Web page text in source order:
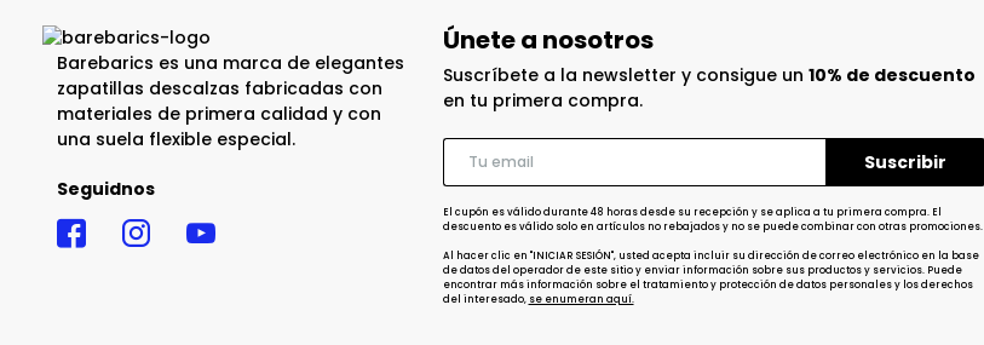
Barebarics es una marca de elegantes
zapatillas descalzas fabricadas con
materiales de primera calidad y con
una suela flexible especial.
Seguidnos
Únete a nosotros
Suscríbete a la newsletter y consigue un 10% de descuento
en tu primera compra.
El cupón es válido durante 48 horas desde su recepción y se aplica a tu primera compra. El
descuento es válido solo en artículos no rebajados y no se puede combinar con otras promociones.
Al hacer clic en "INICIAR SESIÓN", usted acepta incluir su dirección de correo electrónico en la base
de datos del operador de este sitio y enviar información sobre sus productos y servicios. Puede
encontrar más información sobre el tratamiento y protección de datos personales y los derechos
del interesado, se enumeran aquí.